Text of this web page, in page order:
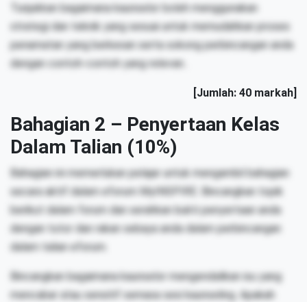
Tunjukkan bagaimana kaunselor boleh menggunakan
strategi dan teknik yang sesuai untuk memudahkan proses
penamatan yang berkesan serta sokong perbincangan anda
dengan contoh-contoh yang relevan..
[Jumlah: 40 markah]
Bahagian 2 – Penyertaan Kelas
Dalam Talian (10%)
Bahagian ini memerlukan pelajar untuk mengambil bahagian
secara aktif dalam eforum MyINSPIRE. Bincangkan topik
berikut dalam forum dan serahkan bukti penyertaan anda
dengan tutor dan rakan sebaya anda dalam perbincangan
dalam talian eforum.
Bincangkan bagaimana kaunselor mengendalikan isu yang
mencabar atau sensitif semasa sesi kaunseling. Apakah